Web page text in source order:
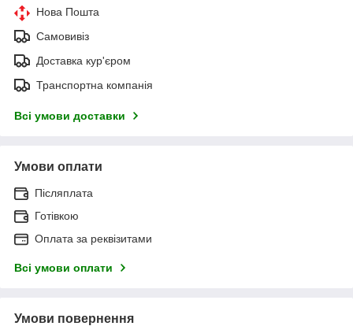
Нова Пошта
Самовивіз
Доставка кур'єром
Транспортна компанія
Всі умови доставки
Умови оплати
Післяплата
Готівкою
Оплата за реквізитами
Всі умови оплати
Умови повернення